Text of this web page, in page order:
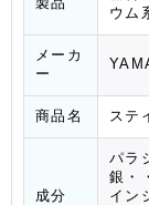
ウム
メーカ
ー
商品名 ステ
成分
パラ
銀・
イン